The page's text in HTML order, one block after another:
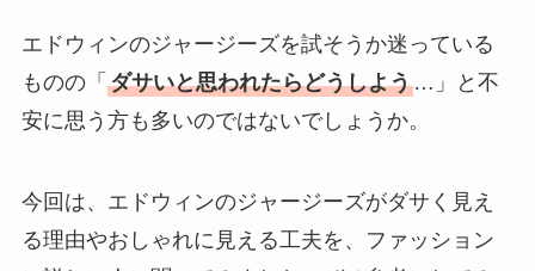
エドウィンのジャージーズを試そうか迷っている
ものの「 ダサいと思われたらどうしよう…」と不
安に思う方も多いのではないでしょうか。
今回は、エドウィンのジャージーズがダサく見え
る理由やおしゃれに見える工夫を、ファッション